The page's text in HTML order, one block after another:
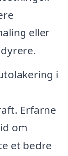
eller
i
Erfarne
om
et bedre